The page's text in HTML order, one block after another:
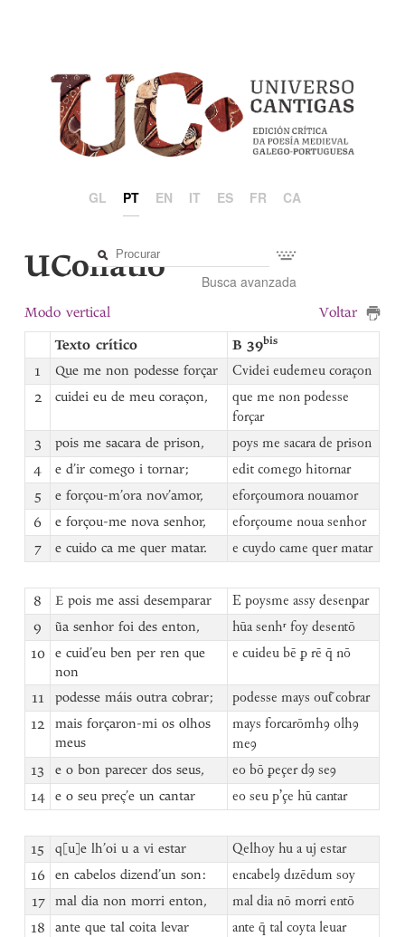
GL PT EN IT ES FR CA
Busca avanzada
UCollatio
Modo vertical
Voltar
Texto crítico
B 39bis
1 Que me non podesse forçar Cvidei eudemeu coraçon
2 cuidei eu de meu coraçon,
que me non podesse
forçar
3 pois me sacara de prison, poys me sacara de prison
4 e d’ir comego i tornar; edit comego hitornar
5 e forçou-m’ora nov’amor, eforçoumora nouamor
6 e forçou-me nova senhor, eforçoume noua senhor
7 e cuido ca me quer matar. e cuydo came quer matar
8 E pois me assi desemparar E poysme assy desenꝑar
9 ũa senhor foi des enton, hūa senhʳ foy desentō
10
e cuid’eu ben per ren que
non
e cuideu bē ꝑ rē q̄ nō
11 podesse máis outra cobrar; podesse mays out͂ cobrar
12
mais forçaron-mi os olhos
meus
mays forcarōmhꝯ olhꝯ
meꝯ
13 e o bon parecer dos seus, eo bō ꝑeçer dꝯ seꝯ
14 e o seu preç’e un cantar eo seu pʼçe hū cantar
15 q[u]e lh’oi u a vi estar Qelhoy hu a uj estar
16 en cabelos dizend’un son: encabelꝯ dızēdum soy
17 mal dia non morri enton, mal dia nō morri entō
18 ante que tal coita levar ante q̄ tal coyta leuar